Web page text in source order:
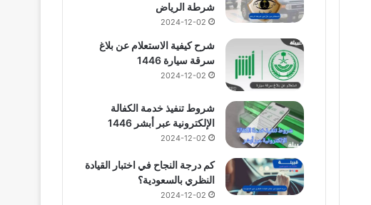
شرطة الرياض
2024-12-02
شرح كيفية الاستعلام عن بلاغ
سرقة سيارة 1446
2024-12-02
شروط تنفيذ خدمة الكفالة
الإلكترونية عبر أبشر 1446
2024-12-02
كم درجة النجاح في اختبار القيادة
النظري بالسعودية؟
2024-12-02